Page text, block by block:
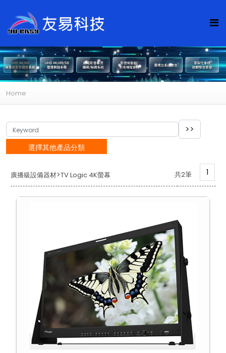
Home
選擇其他產品分類
廣播級設備器材>TV Logic 4K螢幕 共2筆 1